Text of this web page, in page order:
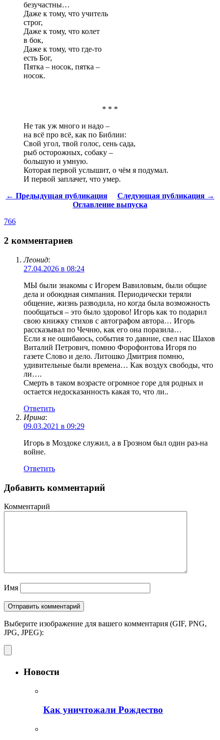
безучастны…
Даже к тому, что учитель
строг,
Даже к тому, что колет
в бок,
Даже к тому, что где-то
есть Бог,
Пятка – носок, пятка –
носок.
* * *
Не так уж много и надо –
на всё про всё, как по Библии:
Свой угол, твой голос, сень сада,
рыб осторожных, собаку –
большую и умную.
Которая первой услышит, о чём я подумал.
И первой заплачет, что умер.
← Предыдущая публикация
Следующая публикация →
Оглавление выпуска
766
2 комментариев
Леонид:
27.04.2026 в 08:24
МЫ были знакомы с Игорем Вавиловым, были общие
дела и обоюдная симпания. Периодически теряли
общение, жизнь разводила, но когда была возможность
пообщаться – это было здорово! Игорь как то подарил
свою книжку стихов с автографом автора… Игорь
рассказывал по Чечню, как его она поразила…
Если я не ошибаюсь, события то давние, свел нас Шахов
Виталий Петрович, помню Форофонтова Игоря по
газете Слово и дело. Литошко Дмитрия помню,
удивительные были времена… Как воздух свободы, что
ли….
Смерть в таком возрасте огромное горе для родных и
остается недосказанность какая то, что ли..
Ответить
Ирина:
09.03.2021 в 09:29
Игорь в Моздоке служил, а в Грозном был один раз-на
войне.
Ответить
Добавить комментарий
Комментарий
Имя
Выберите изображение для вашего комментария (GIF, PNG,
JPG, JPEG):
Новости
Как уничтожали Рождество